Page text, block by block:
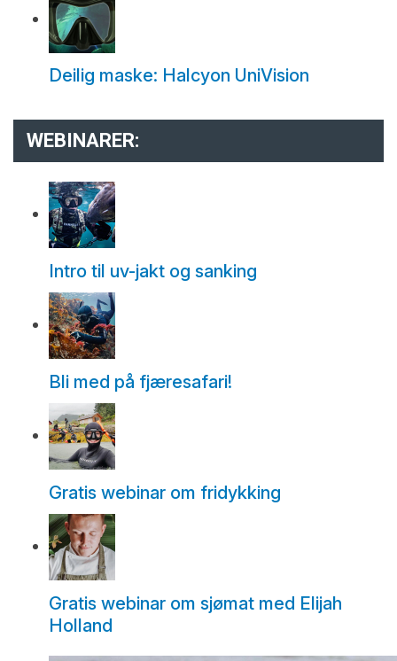
Deilig maske: Halcyon UniVision
WEBINARER:
Intro til uv-jakt og sanking
Bli med på fjæresafari!
Gratis webinar om fridykking
Gratis webinar om sjømat med Elijah
Holland